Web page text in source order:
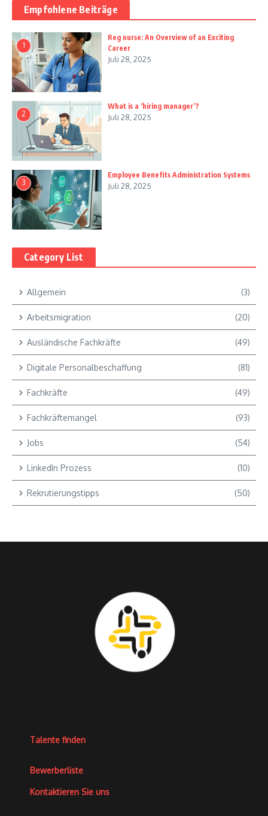
Empfohlene Beiträge
1
Reg nurse: An Overview of an Exciting
Career
Juli 28, 2025
2
What is a ‘hiring manager’?
Juli 28, 2025
3
Employee Benefits Administration Systems
Juli 28, 2025
Category List
Allgemein (3)
Arbeitsmigration (20)
Ausländische Fachkräfte (49)
Digitale Personalbeschaffung (81)
Fachkräfte (49)
Fachkräftemangel (93)
Jobs (54)
LinkedIn Prozess (10)
Rekrutierungstipps (50)
Talente finden
Bewerberliste
Kontaktieren Sie uns